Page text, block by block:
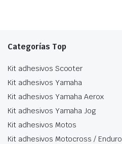
Categorías Top
Kit adhesivos Scooter
Kit adhesivos Yamaha
Kit adhesivos Yamaha Aerox
Kit adhesivos Yamaha Jog
Kit adhesivos Motos
Kit adhesivos Motocross / Enduro